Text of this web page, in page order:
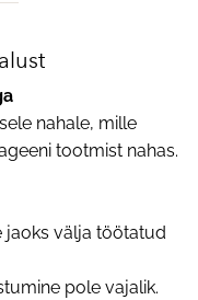
nahale, mille
tootmist nahas.
jaoks välja töötatud
pole vajalik.